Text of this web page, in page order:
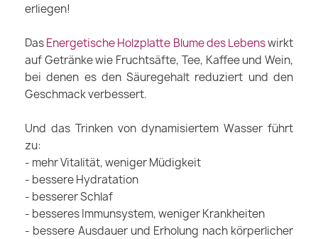
erliegen!
DasEnergetische Holzplatte Blume des Lebenswirkt
auf Getränke wie Fruchtsäfte, Tee, Kaffee und Wein,
bei denen es den Säuregehalt reduziert und den
Geschmack verbessert.
Und das Trinken von dynamisiertem Wasser führt
zu:
- mehr Vitalität, weniger Müdigkeit
- bessere Hydratation
- besserer Schlaf
- besseres Immunsystem, weniger Krankheiten
- bessere Ausdauer und Erholung nach körperlicher